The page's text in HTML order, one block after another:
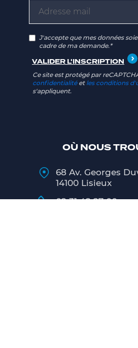
OÙ NOUS
68 Av. Georges
14100 Lisieux
02 31 48 27 00
J'accepte que mes données
cadre de ma demande.*
Ce site est protégé par
confidentialitéet les conditions
s'appliquent.